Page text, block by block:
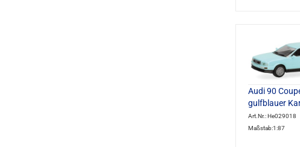
Audi 90
gulfblauer
Art.Nr.: He029018
Maßstab:1:87